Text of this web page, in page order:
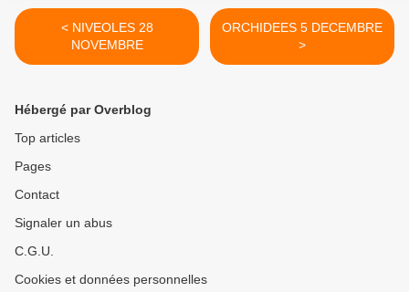
< NIVEOLES 28
NOVEMBRE
ORCHIDEES 5 DECEMBRE
>
Hébergé par Overblog
Top articles
Pages
Contact
Signaler un abus
C.G.U.
Cookies et données personnelles